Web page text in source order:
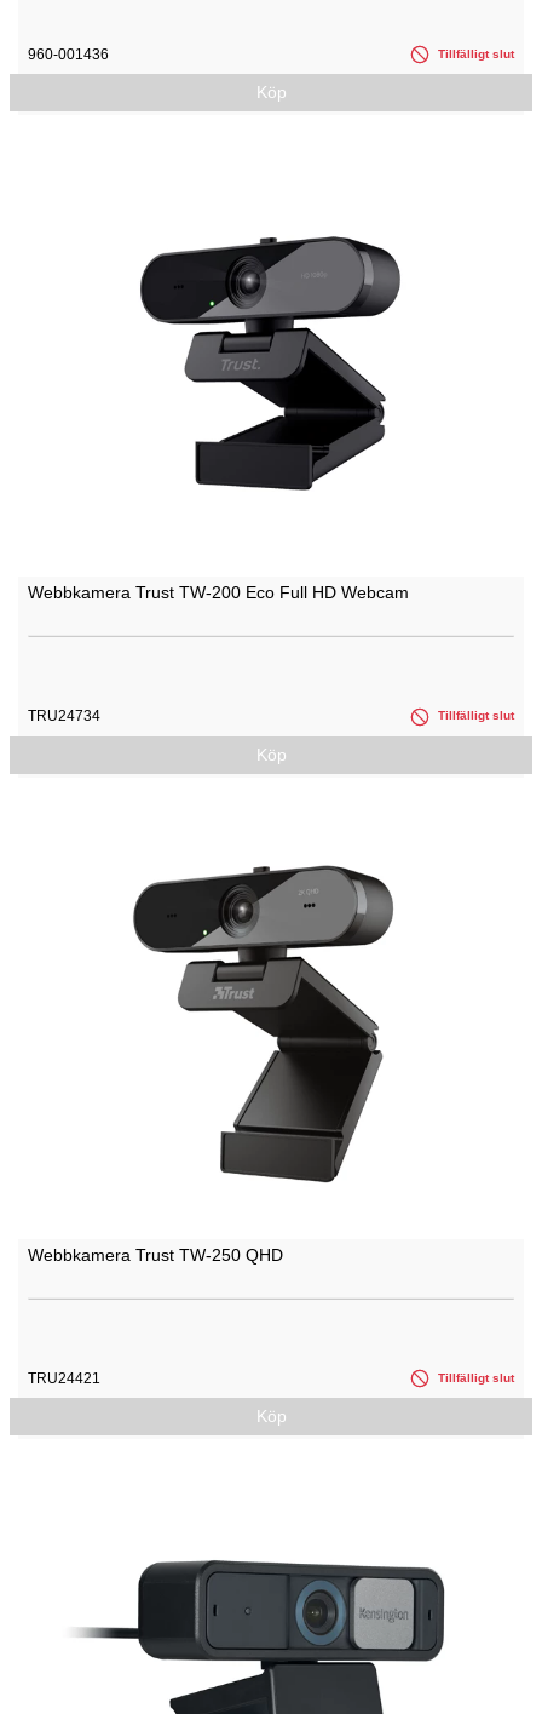
960-001436 Tillfälligt slut
Köp
Webbkamera Trust TW-200 Eco Full HD Webcam
TRU24734 Tillfälligt slut
Köp
Webbkamera Trust TW-250 QHD
TRU24421 Tillfälligt slut
Köp